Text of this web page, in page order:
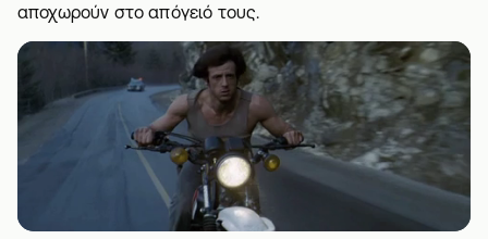
αποχωρούν στο απόγειό τους.